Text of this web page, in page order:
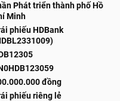
Phát triển thành phố Hồ
Minh
phiếu HDBank
đồng
phiếu riêng lẻ